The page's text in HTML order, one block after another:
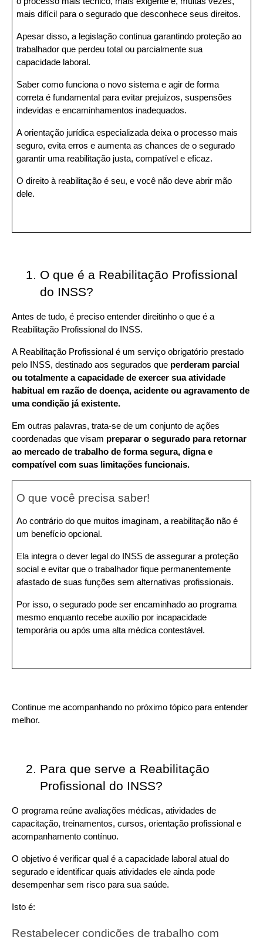
mais difícil para o segurado que desconhece seus direitos.
Apesar disso, a legislação continua garantindo proteção ao
trabalhador que perdeu total ou parcialmente sua
capacidade laboral.
Saber como funciona o novo sistema e agir de forma
correta é fundamental para evitar prejuízos, suspensões
indevidas e encaminhamentos inadequados.
A orientação jurídica especializada deixa o processo mais
seguro, evita erros e aumenta as chances de o segurado
garantir uma reabilitação justa, compatível e eficaz.
O direito à reabilitação é seu, e você não deve abrir mão
dele.
O que é a Reabilitação Profissional
do INSS?
Antes de tudo, é preciso entender direitinho o que é a
Reabilitação Profissional do INSS.
A Reabilitação Profissional é um serviço obrigatório prestado
pelo INSS, destinado aos segurados que perderam parcial
ou totalmente a capacidade de exercer sua atividade
habitual em razão de doença, acidente ou agravamento de
uma condição já existente.
Em outras palavras, trata-se de um conjunto de ações
coordenadas que visam preparar o segurado para retornar
ao mercado de trabalho de forma segura, digna e
compatível com suas limitações funcionais.
O que você precisa saber!
Ao contrário do que muitos imaginam, a reabilitação não é
um benefício opcional.
Ela integra o dever legal do INSS de assegurar a proteção
social e evitar que o trabalhador fique permanentemente
afastado de suas funções sem alternativas profissionais.
Por isso, o segurado pode ser encaminhado ao programa
mesmo enquanto recebe auxílio por incapacidade
temporária ou após uma alta médica contestável.
Continue me acompanhando no próximo tópico para entender
melhor.
Para que serve a Reabilitação
Profissional do INSS?
O programa reúne avaliações médicas, atividades de
capacitação, treinamentos, cursos, orientação profissional e
acompanhamento contínuo.
O objetivo é verificar qual é a capacidade laboral atual do
segurado e identificar quais atividades ele ainda pode
desempenhar sem risco para sua saúde.
Isto é:
Restabelecer condições de trabalho com